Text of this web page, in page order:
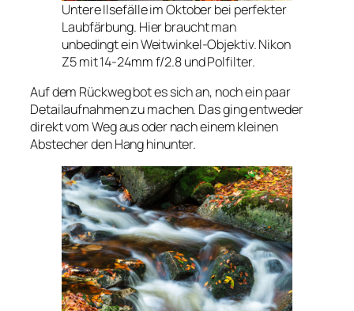
Untere Ilsefälle im Oktober bei perfekter
Laubfärbung. Hier braucht man
unbedingt ein Weitwinkel-Objektiv. Nikon
Z5 mit 14-24mm f/2.8 und Polfilter.
Auf dem Rückweg bot es sich an, noch ein paar
Detailaufnahmen zu machen. Das ging entweder
direkt vom Weg aus oder nach einem kleinen
Abstecher den Hang hinunter.